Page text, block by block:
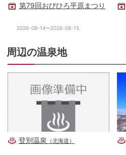
第79回おびひろ平原まつり
2026-08-14〜2026-08-15
周辺の温泉地
登別温泉 （北海道）